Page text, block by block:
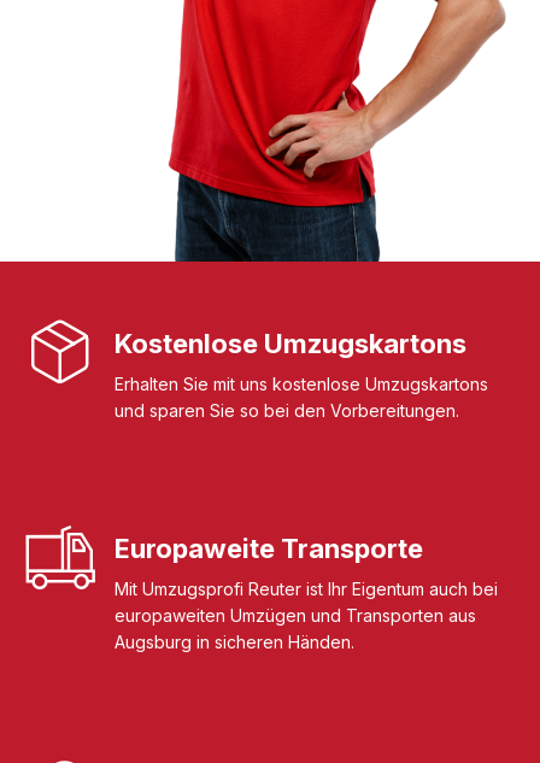
Kostenlose Umzugskartons
Erhalten Sie mit uns kostenlose Umzugskartons
und sparen Sie so bei den Vorbereitungen.
Europaweite Transporte
Mit Umzugsprofi Reuter ist Ihr Eigentum auch bei
europaweiten Umzügen und Transporten aus
Augsburg in sicheren Händen.